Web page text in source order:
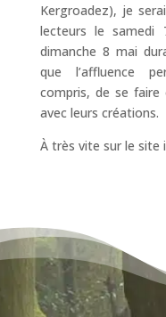
Kergroadez), je
lecteurs le
dimanche 8 mai
que l’affluence
compris, de se faire
avec leurs créations.
À très vite sur le site